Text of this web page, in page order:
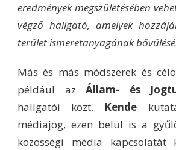
eredmények megszületésében
végző hallgató, amelyek
terület ismeretanyagának
Más és más módszerek és
például azÁllam- és
hallgatói közt. Kende
médiajog, ezen belül is a
közösségi média